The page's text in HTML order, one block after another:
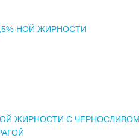
НОЙ ЖИРНОСТИ
ЖИРНОСТИ С